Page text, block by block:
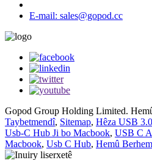
E-mail: sales@gopod.cc
Gopod Group Holding Limited.
Taybetmendî, Sitemap, Hêza USB
Usb-C Hub Ji bo Macbook, USB C
Macbook, Usb C Hub, Hemû